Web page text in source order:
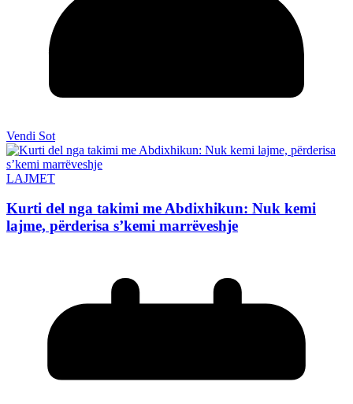
Vendi Sot
LAJMET
Kurti del nga takimi me Abdixhikun: Nuk kemi
lajme, përderisa s’kemi marrëveshje